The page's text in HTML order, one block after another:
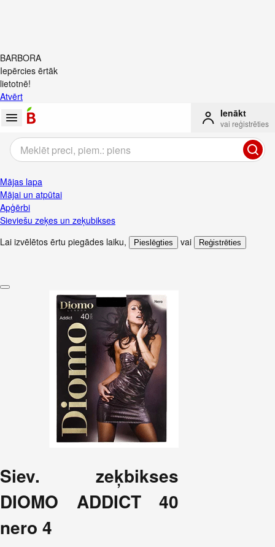
BARBORA
Iepērcies ērtāk
lietotnē!
Atvērt
Ienākt
vai reģistrēties
Mājas lapa
Mājai un atpūtai
Apģērbi
Sieviešu zeķes un zeķubikses
Lai izvēlētos ērtu piegādes laiku, Pieslēgties vai Reģistrēties
Siev. zeķbikses
DIOMO ADDICT 40
nero 4